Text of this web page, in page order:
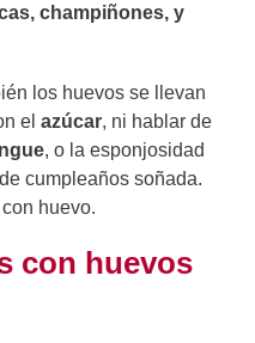
champiñones, y
los huevos se llevan
el azúcar, ni hablar de
, o la esponjosidad
cumpleaños soñada.
huevo.
con huevos